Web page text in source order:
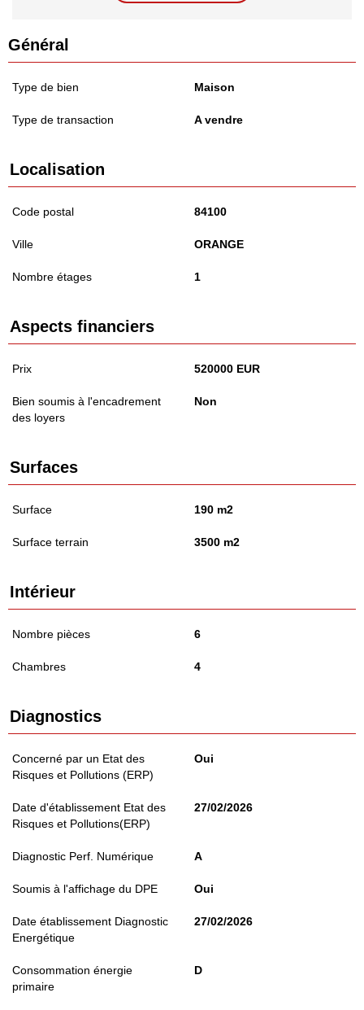
Général
Type de bien Maison
Type de transaction A vendre
Localisation
Code postal 84100
Ville ORANGE
Nombre étages 1
Aspects financiers
Prix 520000 EUR
Bien soumis à l'encadrement
des loyers
Non
Surfaces
Surface 190 m2
Surface terrain 3500 m2
Intérieur
Nombre pièces 6
Chambres 4
Diagnostics
Concerné par un Etat des
Risques et Pollutions (ERP)
Oui
Date d'établissement Etat des
Risques et Pollutions(ERP)
27/02/2026
Diagnostic Perf. Numérique A
Soumis à l'affichage du DPE Oui
Date établissement Diagnostic
Energétique
27/02/2026
Consommation énergie
primaire
D